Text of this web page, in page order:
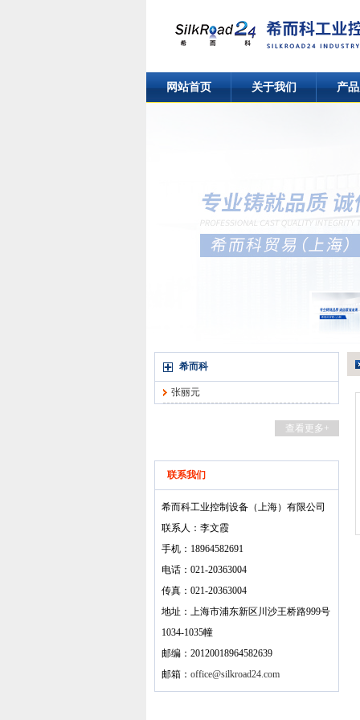
网站首页 关于我们 产
希而科
张丽元
查看更多+
联系我们
希而科工业控制设备（上海）有限公司
联系人：李文霞
手机：18964582691
电话：021-20363004
传真：021-20363004
地址：上海市浦东新区川沙王桥路999号
1034-1035幢
邮编：20120018964582639
邮箱： office@silkroad24.com